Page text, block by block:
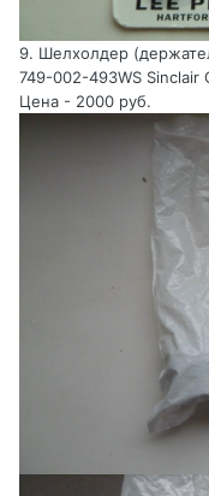
9. Шелхолдер
749-002-493WS Sinclair
Цена - 2000 руб.